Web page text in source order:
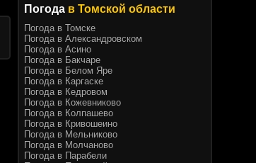
Погода в Томской области
Погода в Томске
Погода в Александровском
Погода в Асино
Погода в Бакчаре
Погода в Белом Яре
Погода в Каргаске
Погода в Кедровом
Погода в Кожевниково
Погода в Колпашево
Погода в Кривошеино
Погода в Мельниково
Погода в Молчаново
Погода в Парабели